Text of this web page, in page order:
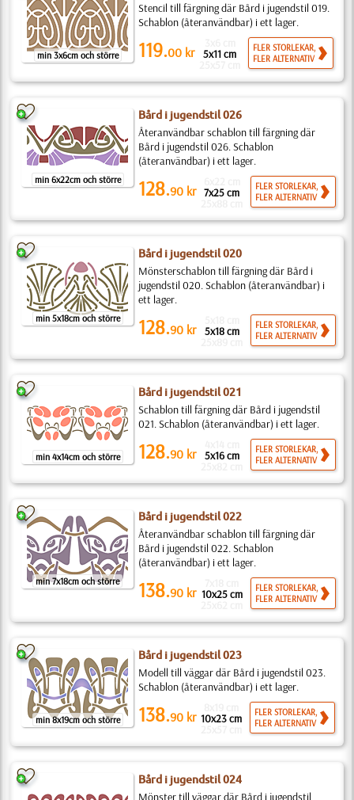
min 3x6cm och större
Stencil till färgning där Bård i jugendstil 019.
Schablon (återanvändbar) i ett lager.
119.00 kr 5x11 cm
FLER STORLEKAR,
FLER ALTERNATIV
min 6x22cm och större
Bård i jugendstil 026
Återanvändbar schablon till färgning där
Bård i jugendstil 026. Schablon
(återanvändbar) i ett lager.
128.90 kr 7x25 cm
FLER STORLEKAR,
FLER ALTERNATIV
min 5x18cm och större
Bård i jugendstil 020
Mönsterschablon till färgning där Bård i
jugendstil 020. Schablon (återanvändbar) i
ett lager.
128.90 kr 5x18 cm
FLER STORLEKAR,
FLER ALTERNATIV
min 4x14cm och större
Bård i jugendstil 021
Schablon till färgning där Bård i jugendstil
021. Schablon (återanvändbar) i ett lager.
128.90 kr 5x16 cm
FLER STORLEKAR,
FLER ALTERNATIV
min 7x18cm och större
Bård i jugendstil 022
Återanvändbar schablon till färgning där
Bård i jugendstil 022. Schablon
(återanvändbar) i ett lager.
138.90 kr 10x25 cm
FLER STORLEKAR,
FLER ALTERNATIV
min 8x19cm och större
Bård i jugendstil 023
Modell till väggar där Bård i jugendstil 023.
Schablon (återanvändbar) i ett lager.
138.90 kr 10x23 cm
FLER STORLEKAR,
FLER ALTERNATIV
Bård i jugendstil 024
Mönster till väggar där Bård i jugendstil